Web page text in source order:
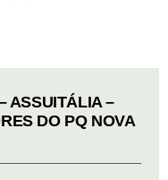
ASSUITÁLIA –
DO PQ NOVA